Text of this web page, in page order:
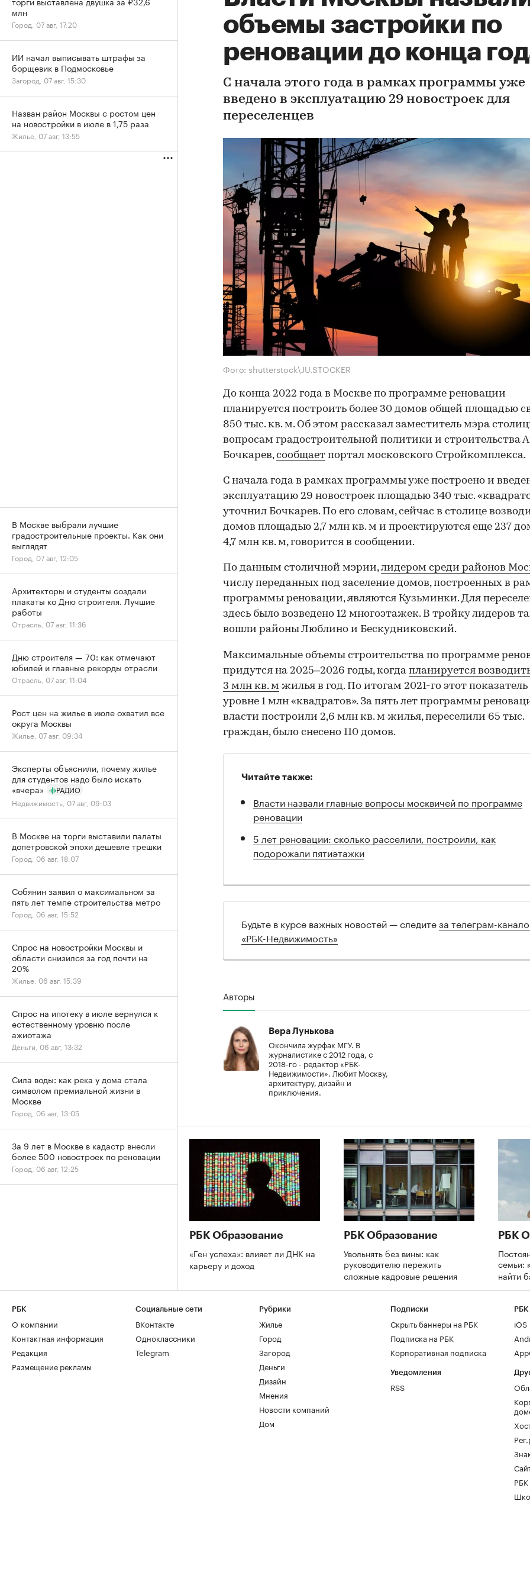
объемы застройки по
реновации до конца
С начала этого года в рамках программы уже
введено в эксплуатацию 29 новостроек для
переселенцев
Фото: shutterstock\JU.STOCKER
До конца 2022 года в Москве по программе реновации
планируется построить более 30 домов общей площадью
850 тыс. кв. м. Об этом рассказал заместитель мэра
вопросам градостроительной политики и строительства
Бочкарев,сообщает портал московского Стройкомплекса.
С начала года в рамках программы уже построено и
эксплуатацию 29 новостроек площадью 340 тыс.
уточнил Бочкарев. По его словам, сейчас в столице
домов площадью 2,7 млн кв. м и проектируются еще 237
4,7 млн кв. м, говорится в сообщении.
По данным столичной мэрии,лидером среди районов
числу переданных под заселение домов, построенных в
программы реновации, являются Кузьминки. Для
здесь было возведено 12 многоэтажек. В тройку лидеров
вошли районы Люблино и Бескудниковский.
Максимальные объемы строительства по программе
придутся на 2025–2026 годы, когда планируется
3 млн кв. м жилья в год. По итогам 2021-го этот
уровне 1 млн «квадратов». За пять лет программы
власти построили 2,6 млн кв. м жилья, переселили 65 тыс.
граждан, было снесено 110 домов.
Читайте также:
Власти назвали главные вопросы москвичей по программе
реновации
5 лет реновации: сколько расселили, построили, как
подорожали пятиэтажки
Будьте в курсе важных новостей — следитеза телеграм-
«РБК-Недвижимость»
Авторы
Вера Лунькова
Окончила журфак МГУ. В
журналистике с 2012 года, с
2018-го - редактор «РБК-
Недвижимости». Любит Москву,
архитектуру, дизайн и
приключения.
РБК Образование
«Ген успеха»: влияет ли ДНК на
карьеру и доход
РБК Образование
Увольнять без вины: как
руководителю пережить
сложные кадровые решения
РБК
семьи:
найти
млн
Город, 07 авг, 17:20
ИИ начал выписывать штрафы за
борщевик в Подмосковье
Загород, 07 авг, 15:30
Назван район Москвы с ростом цен
на новостройки в июле в 1,75 раза
Жилье, 07 авг, 13:55
В Москве выбрали лучшие
градостроительные проекты. Как они
выглядят
Город, 07 авг, 12:05
Архитекторы и студенты создали
плакаты ко Дню строителя. Лучшие
работы
Отрасль, 07 авг, 11:36
Дню строителя — 70: как отмечают
юбилей и главные рекорды отрасли
Отрасль, 07 авг, 11:04
Рост цен на жилье в июле охватил все
округа Москвы
Жилье, 07 авг, 09:34
Эксперты объяснили, почему жилье
для студентов надо было искать
«вчера»
РАДИО
Недвижимость, 07 авг, 09:03
В Москве на торги выставили палаты
допетровской эпохи дешевле трешки
Город, 06 авг, 18:07
Собянин заявил о максимальном за
пять лет темпе строительства метро
Город, 06 авг, 15:52
Спрос на новостройки Москвы и
области снизился за год почти на
20%
Жилье, 06 авг, 15:39
Спрос на ипотеку в июле вернулся к
естественному уровню после
ажиотажа
Деньги, 06 авг, 13:32
Сила воды: как река у дома стала
символом премиальной жизни в
Москве
Город, 06 авг, 13:05
За 9 лет в Москве в кадастр внесли
более 500 новостроек по реновации
Город, 06 авг, 12:25
РБК
О компании
Контактная информация
Редакция
Размещение рекламы
Социальные сети
ВКонтакте
Одноклассники
Telegram
Рубрики
Жилье
Город
Загород
Деньги
Дизайн
Мнения
Новости компаний
Дом
Подписки
Скрыть баннеры на РБК
Подписка на РБК
Корпоративная подписка
Уведомления
RSS
РБК
iOS